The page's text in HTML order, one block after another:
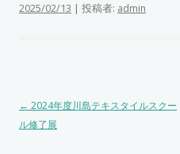
2025/02/13 | 投稿者: admin
投稿ナビゲーション
← 2024年度川島テキスタイルスクー
ル修了展